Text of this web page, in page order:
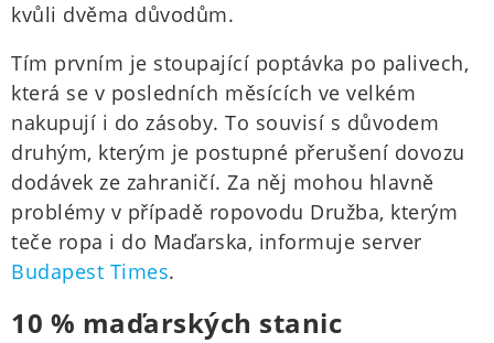
kvůli dvěma důvodům.
Tím prvním je stoupající poptávka po palivech,
která se v posledních měsících ve velkém
nakupují i do zásoby. To souvisí s důvodem
druhým, kterým je postupné přerušení dovozu
dodávek ze zahraničí. Za něj mohou hlavně
problémy v případě ropovodu Družba, kterým
teče ropa i do Maďarska, informuje server
Budapest Times.
10 % maďarských stanic